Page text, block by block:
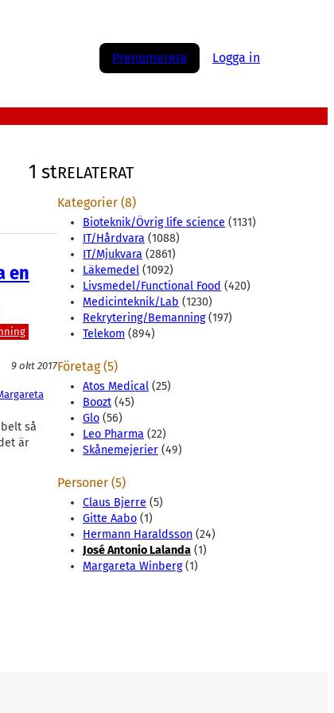
Prenumerera Logga in
1 st
en
9 okt 2017
så
är
RELATERAT
Kategorier (8)
Bioteknik/Övrig life science (1131)
IT/Hårdvara (1088)
IT/Mjukvara (2861)
Läkemedel (1092)
Livsmedel/Functional Food (420)
Medicinteknik/Lab (1230)
Rekrytering/Bemanning(197)
Telekom (894)
Företag (5)
Atos Medical (25)
Boozt (45)
Glo (56)
Leo Pharma (22)
Skånemejerier (49)
Personer (5)
Claus Bjerre (5)
Gitte Aabo (1)
Hermann Haraldsson (24)
José Antonio Lalanda (1)
Margareta Winberg(1)